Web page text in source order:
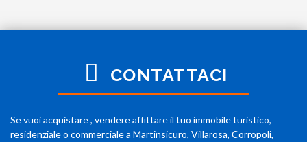
CONTATTACI
Se vuoi acquistare , vendere affittare il tuo immobile turistico,
residenziale o commerciale a Martinsicuro, Villarosa, Corropoli,